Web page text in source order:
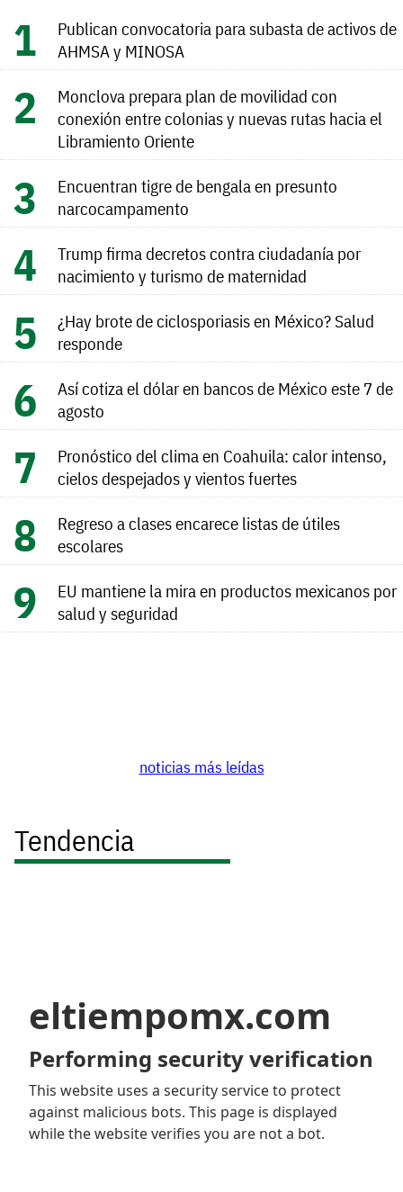
Publican convocatoria para subasta de activos de
AHMSA y MINOSA
Monclova prepara plan de movilidad con
conexión entre colonias y nuevas rutas hacia el
Libramiento Oriente
Encuentran tigre de bengala en presunto
narcocampamento
Trump firma decretos contra ciudadanía por
nacimiento y turismo de maternidad
¿Hay brote de ciclosporiasis en México? Salud
responde
Así cotiza el dólar en bancos de México este 7 de
agosto
Pronóstico del clima en Coahuila: calor intenso,
cielos despejados y vientos fuertes
Regreso a clases encarece listas de útiles
escolares
EU mantiene la mira en productos mexicanos por
salud y seguridad
noticias más leídas
Tendencia